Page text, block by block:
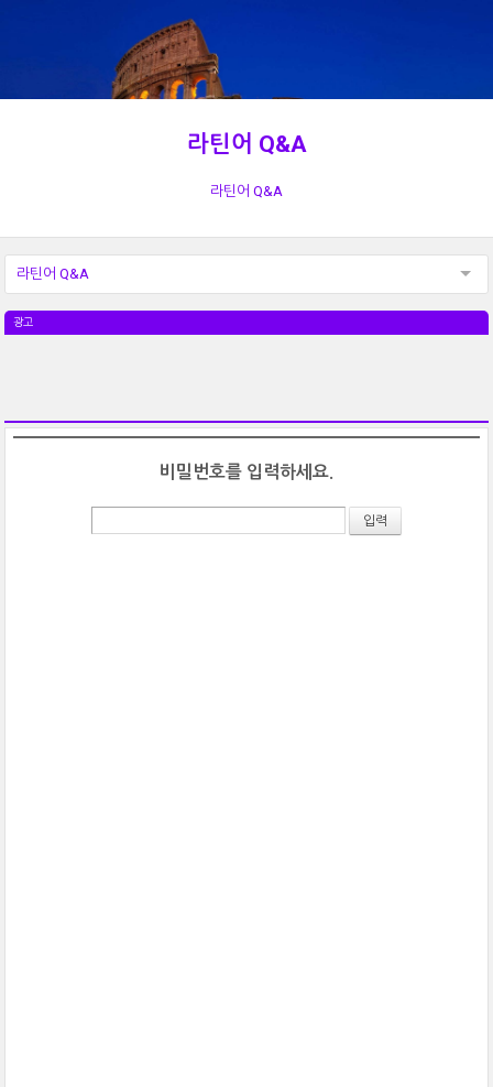
라틴어 Q&A
라틴어 Q&A
라틴어 Q&A
광고
비밀번호를 입력하세요.